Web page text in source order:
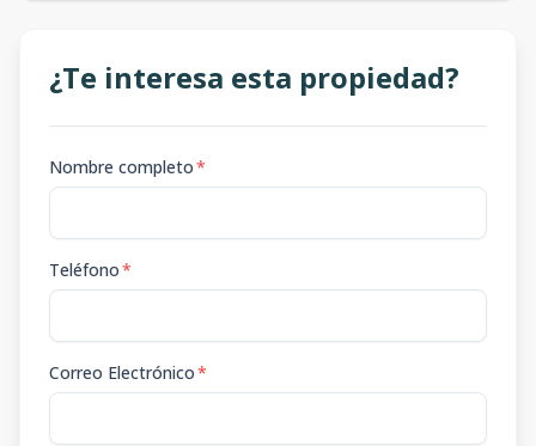
¿Te interesa esta propiedad?
Nombre completo*
Teléfono*
Correo Electrónico*